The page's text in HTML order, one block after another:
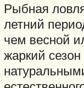
Рыбная
летний
чем весной
жаркий